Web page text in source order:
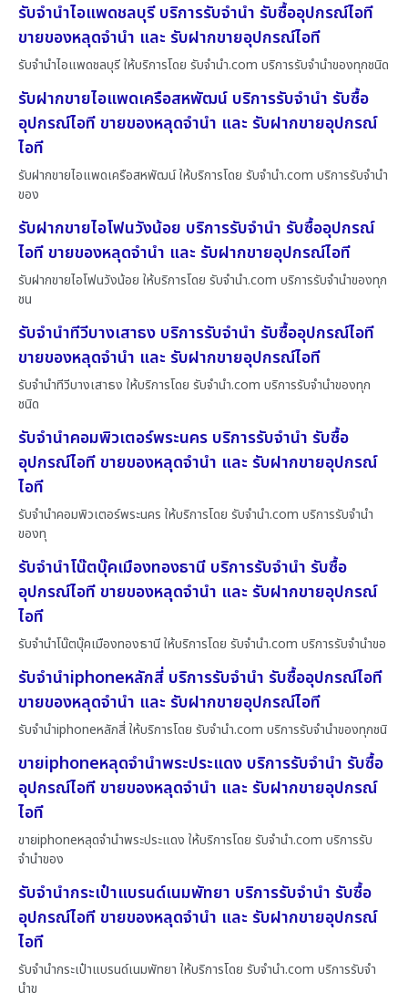
รับจำนำไอแพดชลบุรี บริการรับจำนำ รับซื้ออุปกรณ์ไอที
ขายของหลุดจำนำ และ รับฝากขายอุปกรณ์ไอที
รับจำนำไอแพดชลบุรี ให้บริการโดย รับจํานํา.com บริการรับจำนำของทุกชนิด
รับฝากขายไอแพดเครือสหพัฒน์ บริการรับจำนำ รับซื้อ
อุปกรณ์ไอที ขายของหลุดจำนำ และ รับฝากขายอุปกรณ์
ไอที
รับฝากขายไอแพดเครือสหพัฒน์ ให้บริการโดย รับจํานํา.com บริการรับจำนำ
ของ
รับฝากขายไอโฟนวังน้อย บริการรับจำนำ รับซื้ออุปกรณ์
ไอที ขายของหลุดจำนำ และ รับฝากขายอุปกรณ์ไอที
รับฝากขายไอโฟนวังน้อย ให้บริการโดย รับจํานํา.com บริการรับจำนำของทุก
ชน
รับจำนำทีวีบางเสาธง บริการรับจำนำ รับซื้ออุปกรณ์ไอที
ขายของหลุดจำนำ และ รับฝากขายอุปกรณ์ไอที
รับจำนำทีวีบางเสาธง ให้บริการโดย รับจํานํา.com บริการรับจำนำของทุก
ชนิด
รับจำนำคอมพิวเตอร์พระนคร บริการรับจำนำ รับซื้อ
อุปกรณ์ไอที ขายของหลุดจำนำ และ รับฝากขายอุปกรณ์
ไอที
รับจำนำคอมพิวเตอร์พระนคร ให้บริการโดย รับจํานํา.com บริการรับจำนำ
ของทุ
รับจำนำโน๊ตบุ๊คเมืองทองธานี บริการรับจำนำ รับซื้อ
อุปกรณ์ไอที ขายของหลุดจำนำ และ รับฝากขายอุปกรณ์
ไอที
รับจำนำโน๊ตบุ๊คเมืองทองธานี ให้บริการโดย รับจํานํา.com บริการรับจำนำขอ
รับจำนำiphoneหลักสี่ บริการรับจำนำ รับซื้ออุปกรณ์ไอที
ขายของหลุดจำนำ และ รับฝากขายอุปกรณ์ไอที
รับจำนำiphoneหลักสี่ ให้บริการโดย รับจํานํา.com บริการรับจำนำของทุกชนิ
ขายiphoneหลุดจำนำพระประแดง บริการรับจำนำ รับซื้อ
อุปกรณ์ไอที ขายของหลุดจำนำ และ รับฝากขายอุปกรณ์
ไอที
ขายiphoneหลุดจำนำพระประแดง ให้บริการโดย รับจํานํา.com บริการรับ
จำนำของ
รับจำนำกระเป๋าแบรนด์เนมพัทยา บริการรับจำนำ รับซื้อ
อุปกรณ์ไอที ขายของหลุดจำนำ และ รับฝากขายอุปกรณ์
ไอที
รับจำนำกระเป๋าแบรนด์เนมพัทยา ให้บริการโดย รับจํานํา.com บริการรับจำ
นำข